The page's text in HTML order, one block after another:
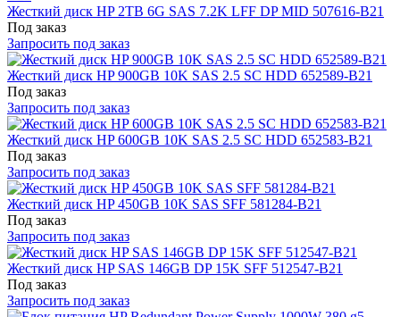
Жесткий диск HP 2TB 6G SAS 7.2K LFF DP MID 507616-B21
Под заказ
Запросить под заказ
Жесткий диск HP 900GB 10K SAS 2.5 SC HDD 652589-B21
Под заказ
Запросить под заказ
Жесткий диск HP 600GB 10K SAS 2.5 SC HDD 652583-B21
Под заказ
Запросить под заказ
Жесткий диск HP 450GB 10K SAS SFF 581284-B21
Под заказ
Запросить под заказ
Жесткий диск HP SAS 146GB DP 15K SFF 512547-B21
Под заказ
Запросить под заказ